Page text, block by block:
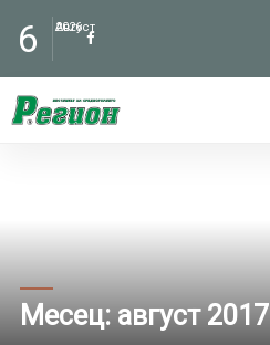
6 Август
2026
Месец:август 2017